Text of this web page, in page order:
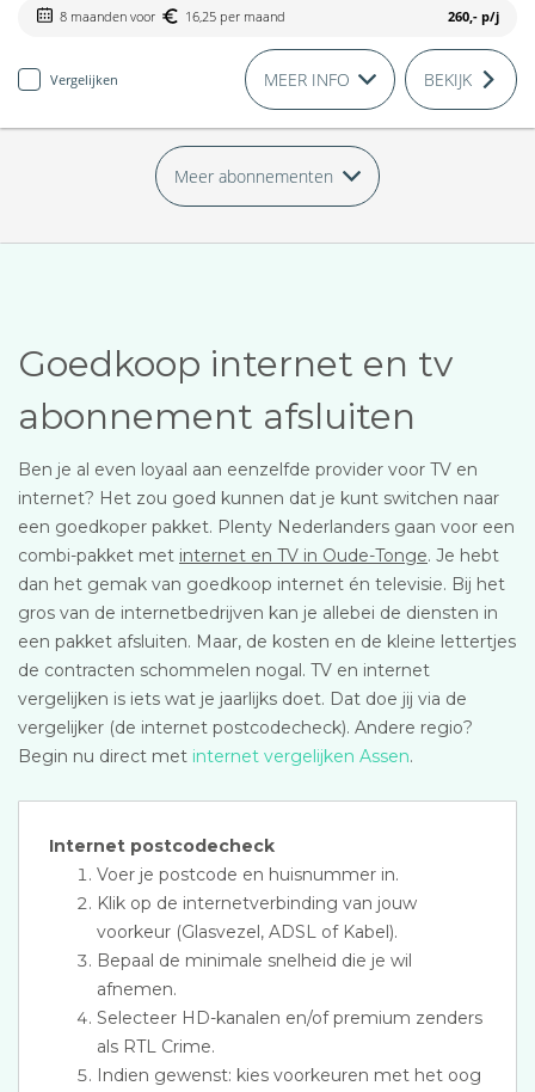
8 maanden voor 16,25 per maand 260,- p/j
Vergelijken MEER INFO BEKIJK
Meer abonnementen
Goedkoop internet en tv
abonnement afsluiten
Ben je al even loyaal aan eenzelfde provider voor TV en
internet? Het zou goed kunnen dat je kunt switchen naar
een goedkoper pakket. Plenty Nederlanders gaan voor een
combi-pakket met internet en TV in Oude-Tonge. Je hebt
dan het gemak van goedkoop internet én televisie. Bij het
gros van de internetbedrijven kan je allebei de diensten in
een pakket afsluiten. Maar, de kosten en de kleine lettertjes
de contracten schommelen nogal. TV en internet
vergelijken is iets wat je jaarlijks doet. Dat doe jij via de
vergelijker (de internet postcodecheck). Andere regio?
Begin nu direct met internet vergelijken Assen.
Internet postcodecheck
Voer je postcode en huisnummer in.
Klik op de internetverbinding van jouw
voorkeur (Glasvezel, ADSL of Kabel).
Bepaal de minimale snelheid die je wil
afnemen.
Selecteer HD-kanalen en/of premium zenders
als RTL Crime.
Indien gewenst: kies voorkeuren met het oog